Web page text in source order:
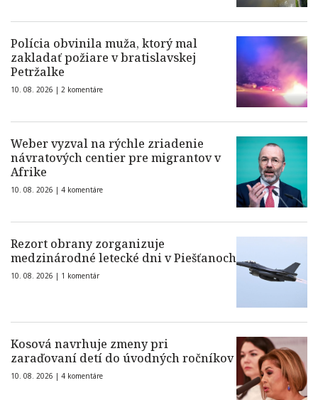
Polícia obvinila muža, ktorý mal
zakladať požiare v bratislavskej
Petržalke
10. 08. 2026 | 2 komentáre
Weber vyzval na rýchle zriadenie
návratových centier pre migrantov v
Afrike
10. 08. 2026 | 4 komentáre
Rezort obrany zorganizuje
medzinárodné letecké dni v Piešťanoch
10. 08. 2026 | 1 komentár
Kosová navrhuje zmeny pri
zaraďovaní detí do úvodných ročníkov
10. 08. 2026 | 4 komentáre